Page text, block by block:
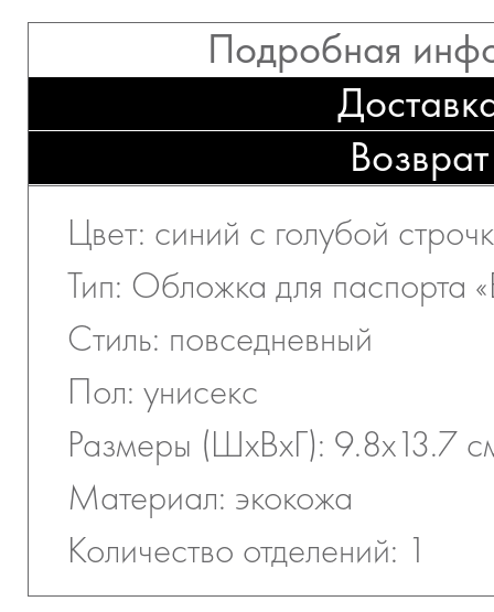
Подробная
Возврат
Цвет: синий с голубой
Тип: Обложка для паспорта
Стиль: повседневный
Пол: унисекс
Размеры (ШхВхГ): 9.8х13.7
Материал: экокожа
Количество отделений: 1